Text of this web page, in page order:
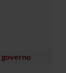
governo